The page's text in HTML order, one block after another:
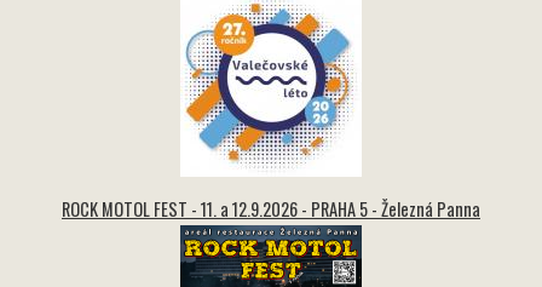
ROCK MOTOL FEST - 11. a 12.9.2026 - PRAHA 5 - Železná Panna